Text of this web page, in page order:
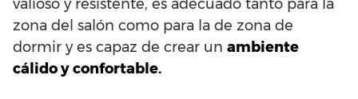
valioso y resistente, es adecuado tanto para la
zona del salón como para la de zona de
dormir y es capaz de crear un ambiente
cálido y confortable.